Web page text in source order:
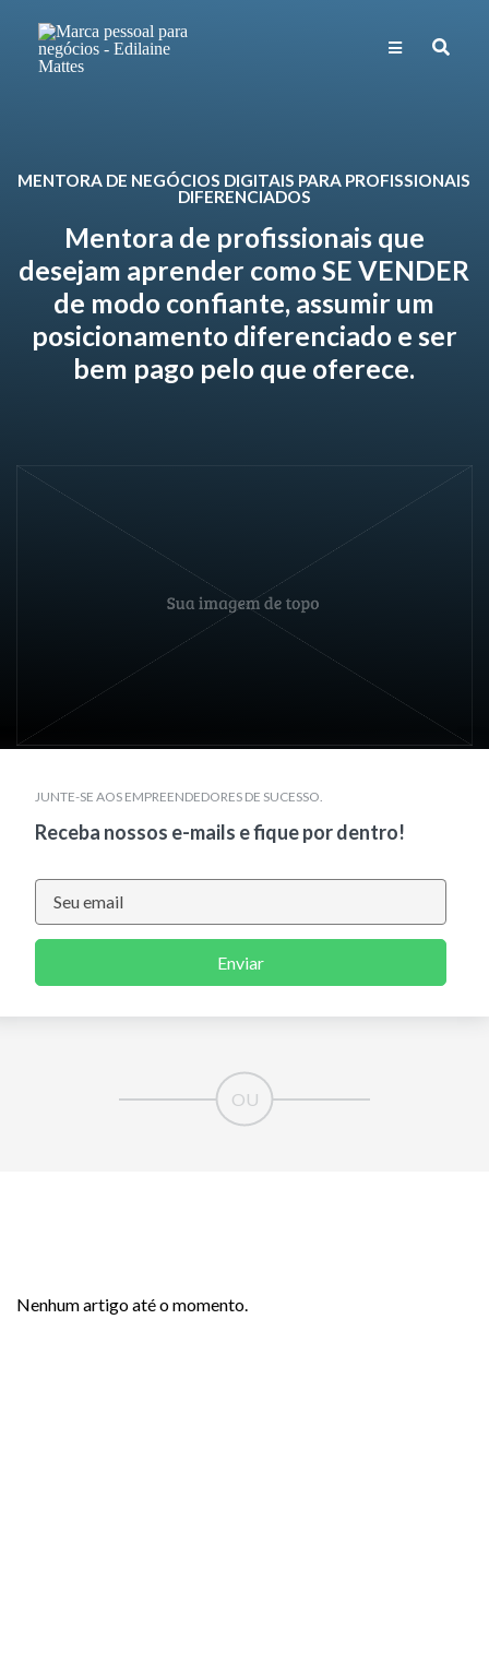
MENTORA DE NEGÓCIOS DIGITAIS PARA PROFISSIONAIS
DIFERENCIADOS
Mentora de profissionais que
desejam aprender como SE VENDER
de modo confiante, assumir um
posicionamento diferenciado e ser
bem pago pelo que oferece.
JUNTE-SE AOS EMPREENDEDORES DE SUCESSO.
Receba nossos e-mails e fique por dentro!
Enviar
Nenhum artigo até o momento.